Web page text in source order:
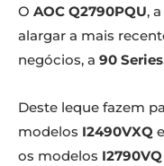
O AOC Q2790PQU,
alargar a mais
negócios, a 90 Series
Deste leque fazem
modelos I2490VXQ e
os modelos I2790VQ